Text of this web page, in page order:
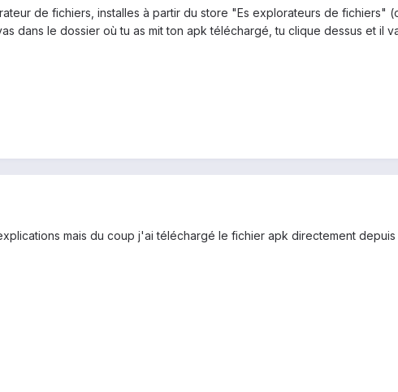
de fichiers, installes à partir du store "Es explorateurs de fichiers"
dans le dossier où tu as mit ton apk téléchargé, tu clique dessus et il
mais du coup j'ai téléchargé le fichier apk directement